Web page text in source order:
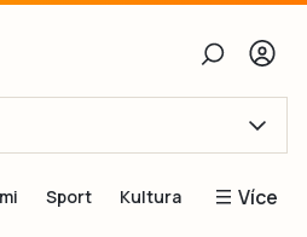
Sport Kultura Více